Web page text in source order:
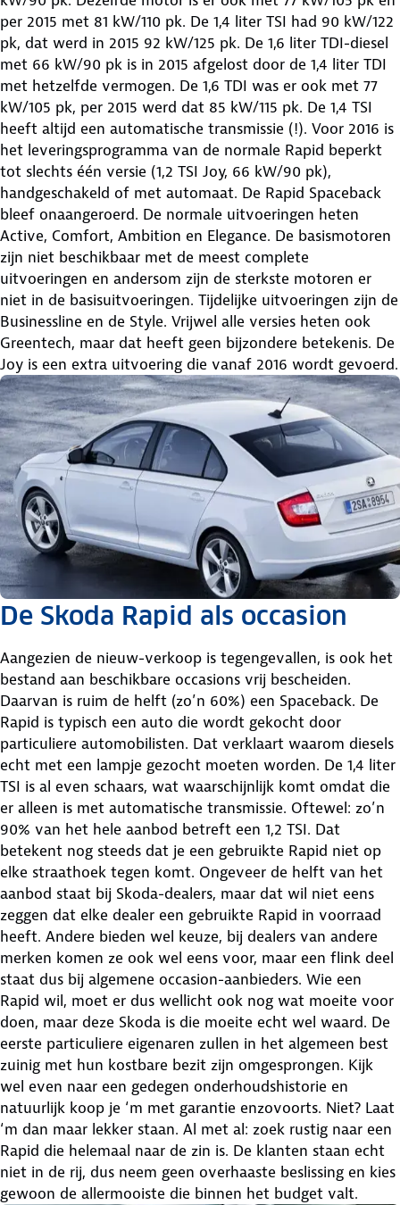
per 2015 met 81 kW/110 pk. De 1,4 liter TSI had 90 kW/122
pk, dat werd in 2015 92 kW/125 pk. De 1,6 liter TDI-diesel
met 66 kW/90 pk is in 2015 afgelost door de 1,4 liter TDI
met hetzelfde vermogen. De 1,6 TDI was er ook met 77
kW/105 pk, per 2015 werd dat 85 kW/115 pk. De 1,4 TSI
heeft altijd een automatische transmissie (!). Voor 2016 is
het leveringsprogramma van de normale Rapid beperkt
tot slechts één versie (1,2 TSI Joy, 66 kW/90 pk),
handgeschakeld of met automaat. De Rapid Spaceback
bleef onaangeroerd. De normale uitvoeringen heten
Active, Comfort, Ambition en Elegance. De basismotoren
zijn niet beschikbaar met de meest complete
uitvoeringen en andersom zijn de sterkste motoren er
niet in de basisuitvoeringen. Tijdelijke uitvoeringen zijn de
Businessline en de Style. Vrijwel alle versies heten ook
Greentech, maar dat heeft geen bijzondere betekenis. De
Joy is een extra uitvoering die vanaf 2016 wordt gevoerd.
De Skoda Rapid als occasion
Aangezien de nieuw-verkoop is tegengevallen, is ook het
bestand aan beschikbare occasions vrij bescheiden.
Daarvan is ruim de helft (zo’n 60%) een Spaceback. De
Rapid is typisch een auto die wordt gekocht door
particuliere automobilisten. Dat verklaart waarom diesels
echt met een lampje gezocht moeten worden. De 1,4 liter
TSI is al even schaars, wat waarschijnlijk komt omdat die
er alleen is met automatische transmissie. Oftewel: zo’n
90% van het hele aanbod betreft een 1,2 TSI. Dat
betekent nog steeds dat je een gebruikte Rapid niet op
elke straathoek tegen komt. Ongeveer de helft van het
aanbod staat bij Skoda-dealers, maar dat wil niet eens
zeggen dat elke dealer een gebruikte Rapid in voorraad
heeft. Andere bieden wel keuze, bij dealers van andere
merken komen ze ook wel eens voor, maar een flink deel
staat dus bij algemene occasion-aanbieders. Wie een
Rapid wil, moet er dus wellicht ook nog wat moeite voor
doen, maar deze Skoda is die moeite echt wel waard. De
eerste particuliere eigenaren zullen in het algemeen best
zuinig met hun kostbare bezit zijn omgesprongen. Kijk
wel even naar een gedegen onderhoudshistorie en
natuurlijk koop je ‘m met garantie enzovoorts. Niet? Laat
‘m dan maar lekker staan. Al met al: zoek rustig naar een
Rapid die helemaal naar de zin is. De klanten staan echt
niet in de rij, dus neem geen overhaaste beslissing en kies
gewoon de allermooiste die binnen het budget valt.